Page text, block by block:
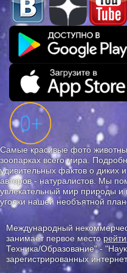
Самые красивые фото
зоопарках всего мира.
удивительных фактов о диких
авторов - натуралистов. Мы
увлекательный мир природы и
уголки нашей необъятной
Международный
занимает первое место
Техника/Образование" -
зарегистрированных